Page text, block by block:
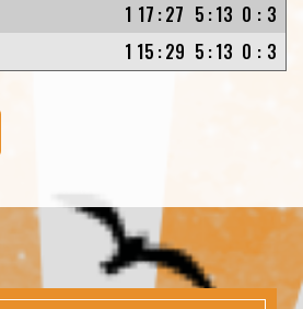
1 17 :27 5 :13 0 : 3
1 15 :29 5 :13 0 : 3